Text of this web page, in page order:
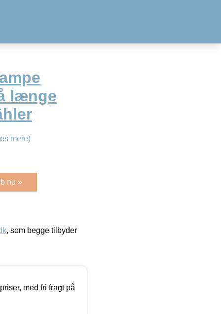
længe
mere)
nu »
, som begge tilbyder
med fri fragt på